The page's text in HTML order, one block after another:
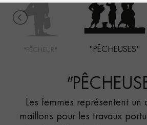
"PÊCHEUSES"
"
Les femmes représentent un
maillons pour les travaux